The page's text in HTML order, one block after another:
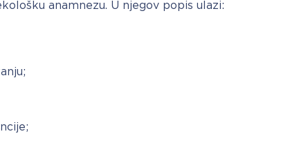
anamnezu. U njegov popis ulazi: